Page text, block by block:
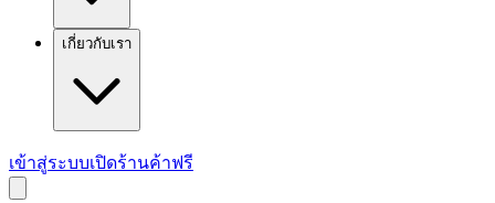
เกี่ยวกับเรา
เข้าสู่ระบบเปิดร้านค้าฟรี